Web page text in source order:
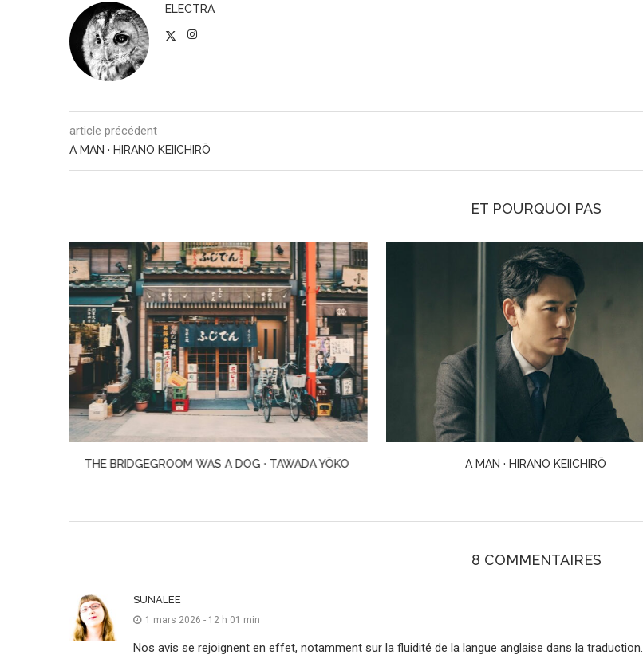
ELECTRA
article précédent
A MAN · HIRANO KEIICHIRŌ
ET POURQUOI PAS
A MAN · HIRANO KEIICHIRŌ SCHOOLGIRL · DAZAI OSAMU
8 COMMENTAIRES
SUNALEE
1 mars 2026 - 12 h 01 min
Nos avis se rejoignent en effet, notamment sur la fluidité de la langue anglaise dans la traduction.